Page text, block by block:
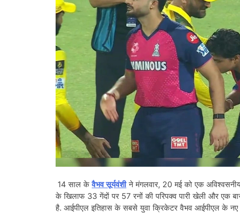
14 साल केवैभव सूर्यवंशीने मंगलवार, 20 मई को एक
के खिलाफ 33 गेंदों पर 57 रनों की परिपक्व पारी खेली और एक
है. आईपीएल इतिहास के सबसे युवा क्रिकेटर वैभव आईपीएल के नए